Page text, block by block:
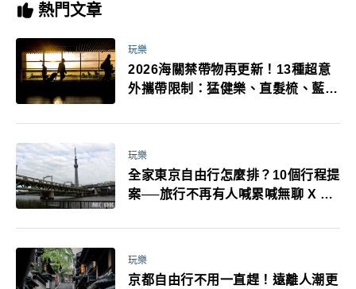
熱門文章
玩樂
2026海關禁帶物再更新！13種超意
外攜帶限制：猛健樂、直髮梳、藍牙
萬！注意事項一次看！
玩樂
全家東京自由行怎麼排？10個行程提
案──旅行不再有人喊累喊無聊 X 爸
玩樂
京都自由行不用一直趕！遠離人潮更